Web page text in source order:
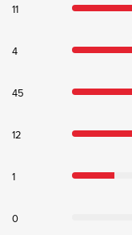
11
4
45
12
1
0